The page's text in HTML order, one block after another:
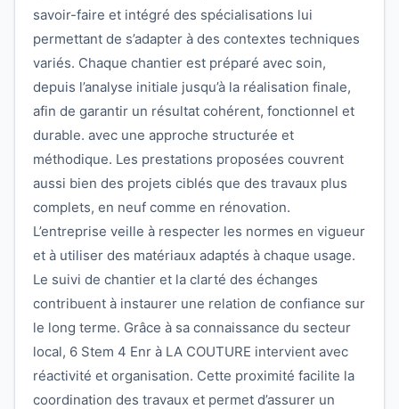
savoir-faire et intégré des spécialisations lui
permettant de s’adapter à des contextes techniques
variés. Chaque chantier est préparé avec soin,
depuis l’analyse initiale jusqu’à la réalisation finale,
afin de garantir un résultat cohérent, fonctionnel et
durable. avec une approche structurée et
méthodique. Les prestations proposées couvrent
aussi bien des projets ciblés que des travaux plus
complets, en neuf comme en rénovation.
L’entreprise veille à respecter les normes en vigueur
et à utiliser des matériaux adaptés à chaque usage.
Le suivi de chantier et la clarté des échanges
contribuent à instaurer une relation de confiance sur
le long terme. Grâce à sa connaissance du secteur
local, 6 Stem 4 Enr à LA COUTURE intervient avec
réactivité et organisation. Cette proximité facilite la
coordination des travaux et permet d’assurer un